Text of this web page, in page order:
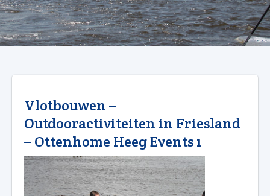
Vlotbouwen –
Outdooractiviteiten in Friesland
– Ottenhome Heeg Events 1